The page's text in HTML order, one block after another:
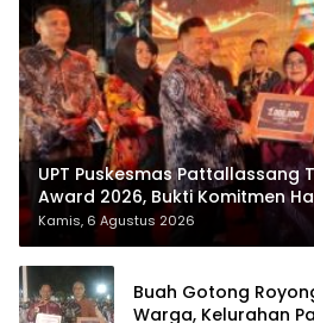
UPT Puskesmas Pattallassang
Award 2026, Bukti Komitmen
Kesehatan Berkualitas
Kamis, 6 Agustus 2026
Buah Gotong
Warga, Kelurahan